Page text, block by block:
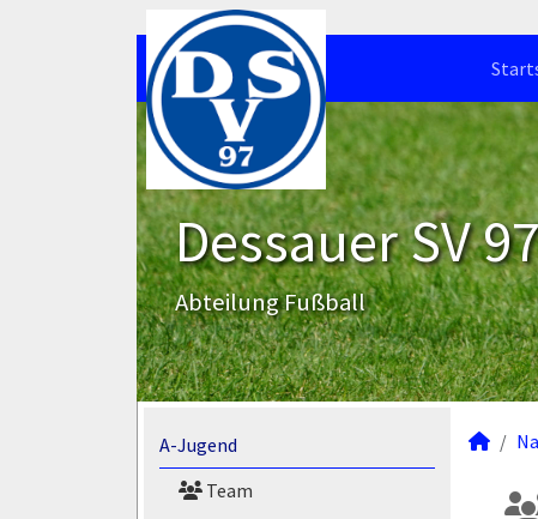
Dessauer SV
Abteilung Fußball
A-Jugend
Team